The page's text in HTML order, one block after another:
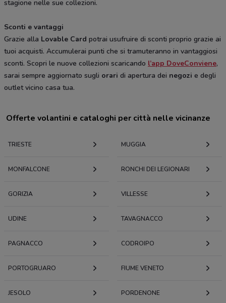
stagione nelle sue collezioni.
Sconti e vantaggi
Grazie alla Lovable Card potrai usufruire di sconti proprio grazie ai
tuoi acquisti. Accumulerai punti che si tramuteranno in vantaggiosi
sconti. Scopri le nuove collezioni scaricando l’app DoveConviene,
sarai sempre aggiornato sugli orari di apertura dei negozi e degli
outlet vicino casa tua.
Offerte volantini e cataloghi per città nelle vicinanze
TRIESTE MUGGIA
MONFALCONE RONCHI DEI LEGIONARI
GORIZIA VILLESSE
UDINE TAVAGNACCO
PAGNACCO CODROIPO
PORTOGRUARO FIUME VENETO
JESOLO PORDENONE